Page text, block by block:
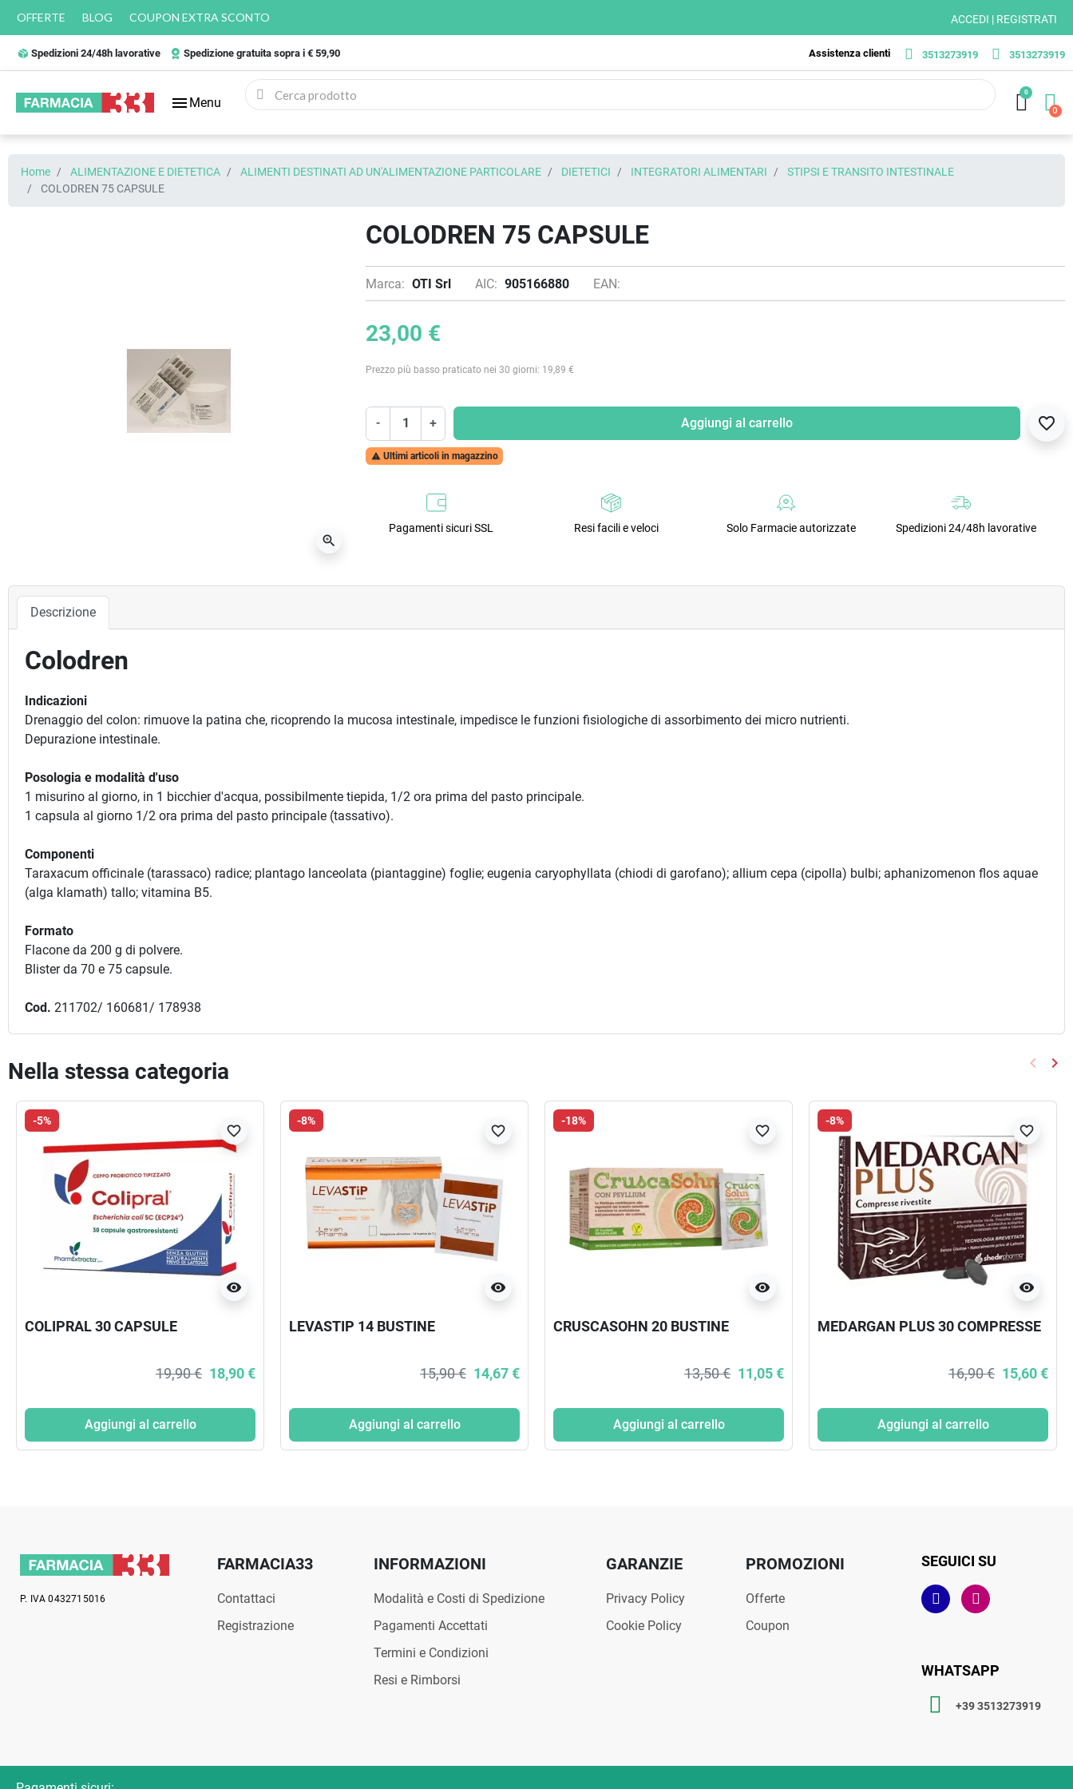
OFFERTE BLOG COUPON EXTRA SCONTO ACCEDI | REGISTRATI
Spedizioni 24/48h lavorative Spedizione gratuita sopra i € 59,90 Assistenza clienti 3513273919 3513273919
menu Menu
0
Home ALIMENTAZIONE E DIETETICA ALIMENTI DESTINATI AD UN'ALIMENTAZIONE PARTICOLARE DIETETICI INTEGRATORI ALIMENTARI
STIPSI E TRANSITO INTESTINALE
COLODREN 75 CAPSULE
zoom_in
COLODREN 75 CAPSULE
Marca: OTI Srl AIC: 905166880 EAN:
23,00 €
Prezzo più basso praticato nei 30 giorni: 19,89 €
- + Aggiungi al carrello favorite_border
 Ultimi articoli in magazzino
Pagamenti sicuri SSL Resi facili e veloci Solo Farmacie autorizzate Spedizioni 24/48h lavorative
Descrizione
Colodren
Indicazioni
Drenaggio del colon: rimuove la patina che, ricoprendo la mucosa intestinale, impedisce le funzioni fisiologiche di assorbimento dei micro nutrienti.
Depurazione intestinale.
Posologia e modalità d'uso
1 misurino al giorno, in 1 bicchier d'acqua, possibilmente tiepida, 1/2 ora prima del pasto principale.
1 capsula al giorno 1/2 ora prima del pasto principale (tassativo).
Componenti
Taraxacum officinale (tarassaco) radice; plantago lanceolata (piantaggine) foglie; eugenia caryophyllata (chiodi di garofano); allium cepa (cipolla) bulbi; aphanizomenon flos aquae
(alga klamath) tallo; vitamina B5.
Formato
Flacone da 200 g di polvere.
Blister da 70 e 75 capsule.
Cod. 211702/ 160681/ 178938
Nella stessa categoria keyboard_arrow_left keyboard_arrow_right
-5%
visibility
favorite_border
COLIPRAL 30 CAPSULE
19,90 € 18,90 €
Aggiungi al carrello
-8%
visibility
favorite_border
LEVASTIP 14 BUSTINE
15,90 € 14,67 €
Aggiungi al carrello
-18%
visibility
favorite_border
CRUSCASOHN 20 BUSTINE
13,50 € 11,05 €
Aggiungi al carrello
-8%
visibility
favorite_border
MEDARGAN PLUS 30 COMPRESSE
16,90 € 15,60 €
Aggiungi al carrello
P. IVA 0432715016
FARMACIA33
Contattaci
Registrazione
INFORMAZIONI
Modalità e Costi di Spedizione
Pagamenti Accettati
Termini e Condizioni
Resi e Rimborsi
GARANZIE
Privacy Policy
Cookie Policy
PROMOZIONI
Offerte
Coupon
SEGUICI SU
WHATSAPP
+39 3513273919